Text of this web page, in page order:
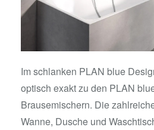
Im schlanken PLAN blue
optisch exakt zu den PLAN
Brausemischern. Die
Wanne, Dusche und